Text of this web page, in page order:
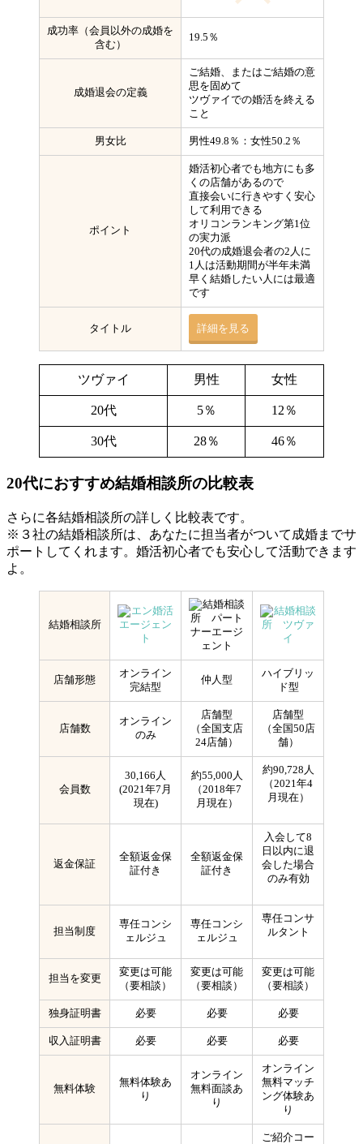
成功率（会員以外の成婚を
含む）
19.5％
成婚退会の定義
ご結婚、またはご結婚の意
思を固めて
ツヴァイでの婚活を終える
こと
男女比 男性49.8％：女性50.2％
ポイント
婚活初心者でも地方にも多
くの店舗があるので
直接会いに行きやすく安心
して利用できる
オリコンランキング第1位
の実力派
20代の成婚退会者の2人に
1人は活動期間が半年未満
早く結婚したい人には最適
です
タイトル 詳細を見る
ツヴァイ 男性 女性
20代 5％ 12％
30代 28％ 46％
20代におすすめ結婚相談所の比較表
さらに各結婚相談所の詳しく比較表です。
※３社の結婚相談所は、あなたに担当者がついて成婚までサ
ポートしてくれます。婚活初心者でも安心して活動できます
よ。
結婚相談所
店舗形態
オンライン
完結型
仲人型
ハイブリッ
ド型
店舗数
オンライン
のみ
店舗型
（全国支店
24店舗）
店舗型
（全国50店
舗）
会員数
30,166人
(2021年7月
現在)
約55,000人
（2018年7
月現在）
約90,728人
（2021年4
月現在）
返金保証
全額返金保
証付き
全額返金保
証付き
入会して8
日以内に退
会した場合
のみ有効
担当制度
専任コンシ
ェルジュ
専任コンシ
ェルジュ
専任コンサ
ルタント
担当を変更
変更は可能
（要相談）
変更は可能
（要相談）
変更は可能
（要相談）
独身証明書 必要 必要 必要
収入証明書 必要 必要 必要
無料体験
無料体験あ
り
オンライン
無料面談あ
り
オンライン
無料マッチ
ング体験あ
り
ご紹介コー